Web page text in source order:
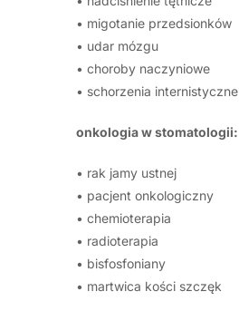
• migotanie przedsionków
• udar mózgu
• choroby naczyniowe
• schorzenia internistyczne
onkologia w stomatologii:
• rak jamy ustnej
• pacjent onkologiczny
• chemioterapia
• radioterapia
• bisfosfoniany
• martwica kości szczęk